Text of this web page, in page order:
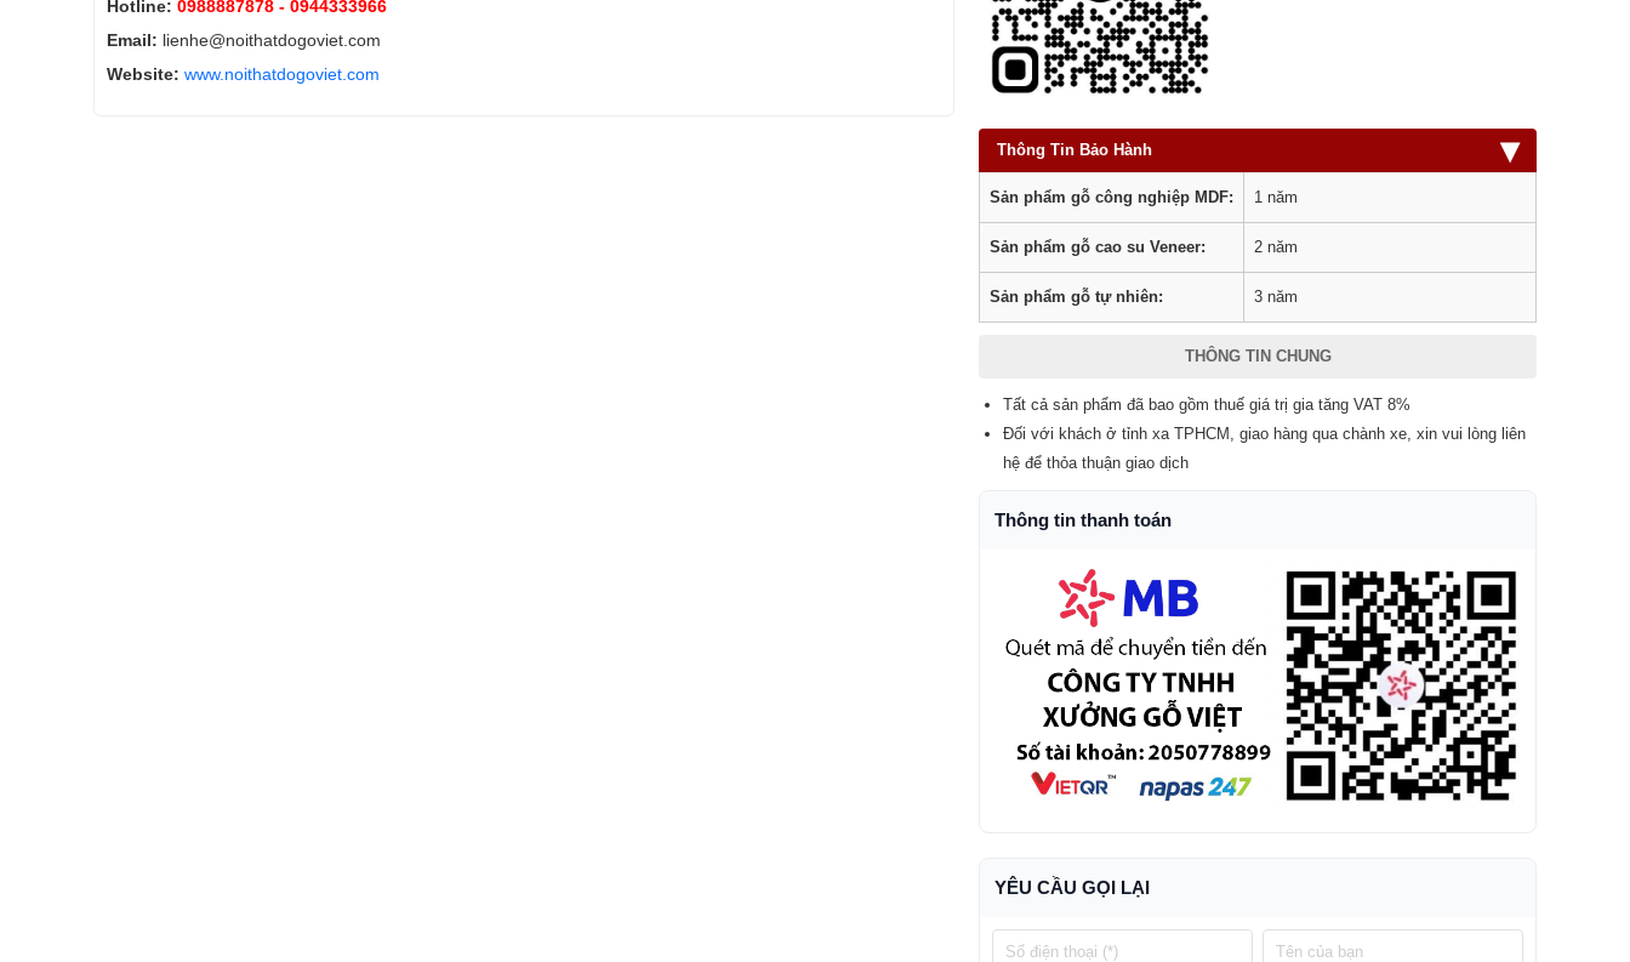
Hotline: 0988887878 - 0944333966
Email: lienhe@noithatdogoviet.com
Website: www.noithatdogoviet.com
Thông Tin Bảo Hành ▾
Sản phẩm gỗ công nghiệp MDF: 1 năm
Sản phẩm gỗ cao su Veneer: 2 năm
Sản phẩm gỗ tự nhiên: 3 năm
THÔNG TIN CHUNG
Tất cả sản phẩm đã bao gồm thuế giá trị gia tăng VAT 8%
Đối với khách ở tỉnh xa TPHCM, giao hàng qua chành xe, xin vui lòng liên
hệ để thỏa thuận giao dịch
Thông tin thanh toán
YÊU CẦU GỌI LẠI